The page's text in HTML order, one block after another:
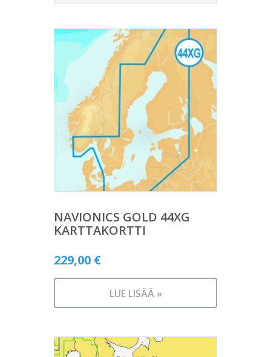
NAVIONICS GOLD 44XG
KARTTAKORTTI
229,00 €
LUE LISÄÄ »